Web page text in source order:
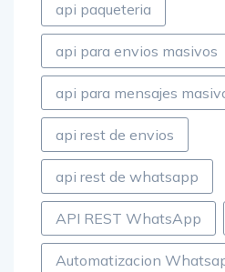
api paqueteria
api para envios masivos
api para mensajes
api rest de envios
api rest de whatsapp
API REST WhatsApp
Automatizacion